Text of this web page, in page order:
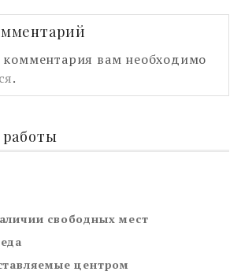
вам необходимо
.
свободных мест
центром